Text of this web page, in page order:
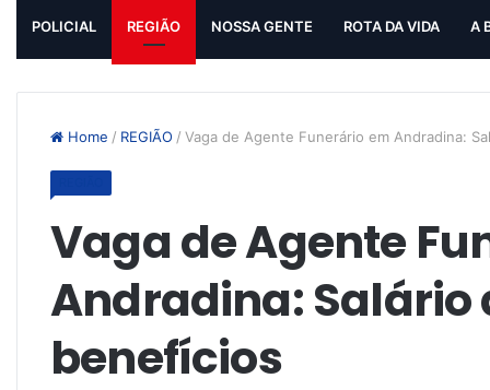
POLICIAL REGIÃO NOSSA GENTE ROTA DA VIDA A
Home / REGIÃO / Vaga de Agente Funerário em Andradina:
Vaga de Agente
Andradina: Salário
benefícios